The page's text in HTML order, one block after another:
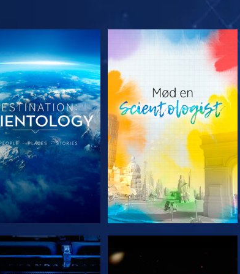
UDFORSK SERIEN UDFORSK SERIEN